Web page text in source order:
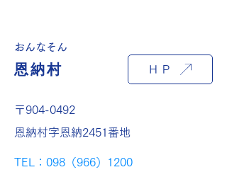
おんなそん
恩納村 ＨＰ
〒904-0492
恩納村字恩納2451番地
TEL：098（966）1200